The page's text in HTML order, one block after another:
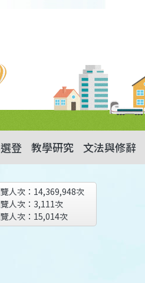
登 教學研究 文法與修辭
人次： 14,369,948次
人次： 3,111次
人次： 15,014次